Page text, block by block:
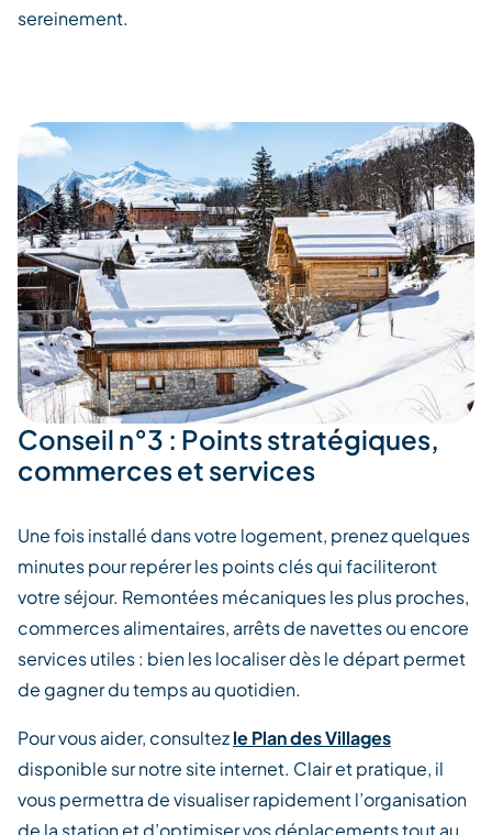
sereinement.
Conseil n°3 : Points stratégiques,
commerces et services
Une fois installé dans votre logement, prenez quelques
minutes pour repérer les points clés qui faciliteront
votre séjour. Remontées mécaniques les plus proches,
commerces alimentaires, arrêts de navettes ou encore
services utiles : bien les localiser dès le départ permet
de gagner du temps au quotidien.
Pour vous aider, consultezle Plan des Villages
disponible sur notre site internet. Clair et pratique, il
vous permettra de visualiser rapidement l’organisation
de la station et d’optimiser vos déplacements tout au